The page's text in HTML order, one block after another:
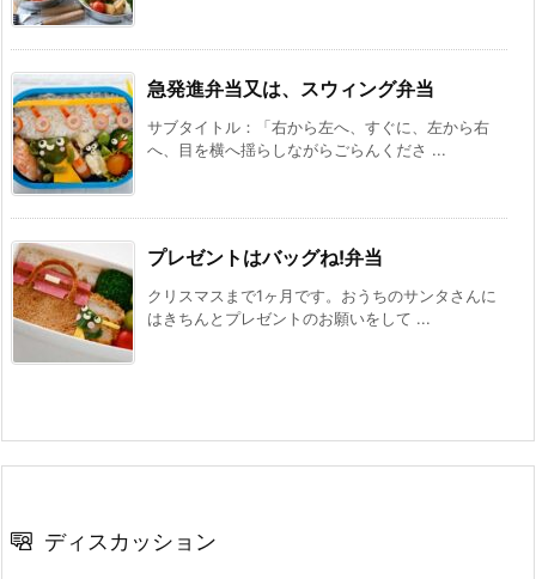
急発進弁当又は、スウィング弁当
サブタイトル：「右から左へ、すぐに、左から右
へ、目を横へ揺らしながらごらんくださ ...
プレゼントはバッグね!弁当
クリスマスまで1ヶ月です。おうちのサンタさんに
はきちんとプレゼントのお願いをして ...
ディスカッション